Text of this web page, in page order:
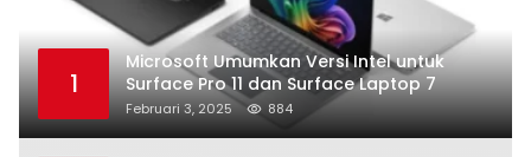
1
Microsoft Umumkan Versi Intel untuk
Surface Pro 11 dan Surface Laptop 7
Februari 3, 2025 884